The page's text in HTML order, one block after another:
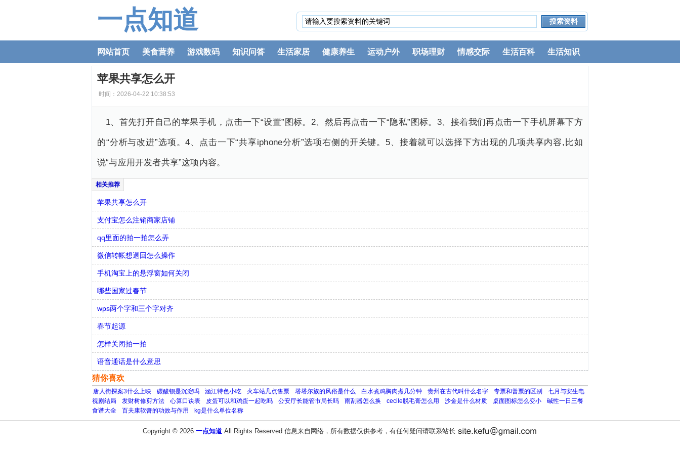
一点知道
网站首页 美食营养 游戏数码 知识问答 生活家居 健康养生 运动户外 职场理财 情感交际 生活百科 生活知识
苹果共享怎么开
时间：2026-04-22 10:38:53
1、首先打开自己的苹果手机，点击一下“设置”图标。2、然后再点击一下“隐私”图标。3、接着我们再点击一下手机屏幕下方
的“分析与改进”选项。4、点击一下“共享iphone分析”选项右侧的开关键。5、接着就可以选择下方出现的几项共享内容,比如
说“与应用开发者共享”这项内容。
苹果共享怎么开
支付宝怎么注销商家店铺
qq里面的拍一拍怎么弄
微信转帐想退回怎么操作
手机淘宝上的悬浮窗如何关闭
哪些国家过春节
wps两个字和三个字对齐
春节起源
怎样关闭拍一拍
语音通话是什么意思
猜你喜欢
唐人街探案3什么上映 碳酸钡是沉淀吗 涵江特色小吃 火车站几点售票 塔塔尔族的风俗是什么 白水煮鸡胸肉煮几分钟 贵州在古代叫什么名字 专票和普票的区别
七月与安生电
视剧结局
发财树修剪方法 心算口诀表 皮蛋可以和鸡蛋一起吃吗 公安厅长能管市局长吗 雨刮器怎么换 cecile脱毛膏怎么用 沙金是什么材质 桌面图标怎么变小
碱性一日三餐
食谱大全
百夫康软膏的功效与作用 kg是什么单位名称
Copyright © 2026 一点知道 All Rights Reserved 信息来自网络，所有数据仅供参考，有任何疑问请联系站长